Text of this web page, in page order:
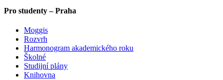
Pro studenty – Praha
Moggis
Rozvrh
Harmonogram akademického roku
Školné
Studijní plány
Knihovna